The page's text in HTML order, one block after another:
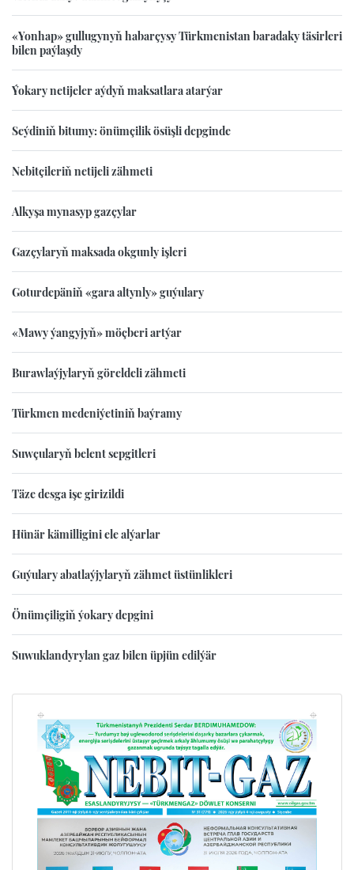
«Yonhap» gullugynyň habarçysy Türkmenistan baradaky täsirleri
bilen paýlaşdy
Ýokary netijeler aýdyň maksatlara atarýar
Seýdiniň bitumy: önümçilik ösüşli depginde
Nebitçileriň netijeli zähmeti
Alkyşa mynasyp gazçylar
Gazçylaryň maksada okgunly işleri
Goturdepäniň «gara altynly» guýulary
«Mawy ýangyjyň» möçberi artýar
Burawlaýjylaryň göreldeli zähmeti
Türkmen medeniýetiniň baýramy
Suwçularyň belent sepgitleri
Täze desga işe girizildi
Hünär kämilligini ele alýarlar
Guýulary abatlaýjylaryň zähmet üstünlikleri
Önümçiligiň ýokary depgini
Suwuklandyrylan gaz bilen üpjün edilýär